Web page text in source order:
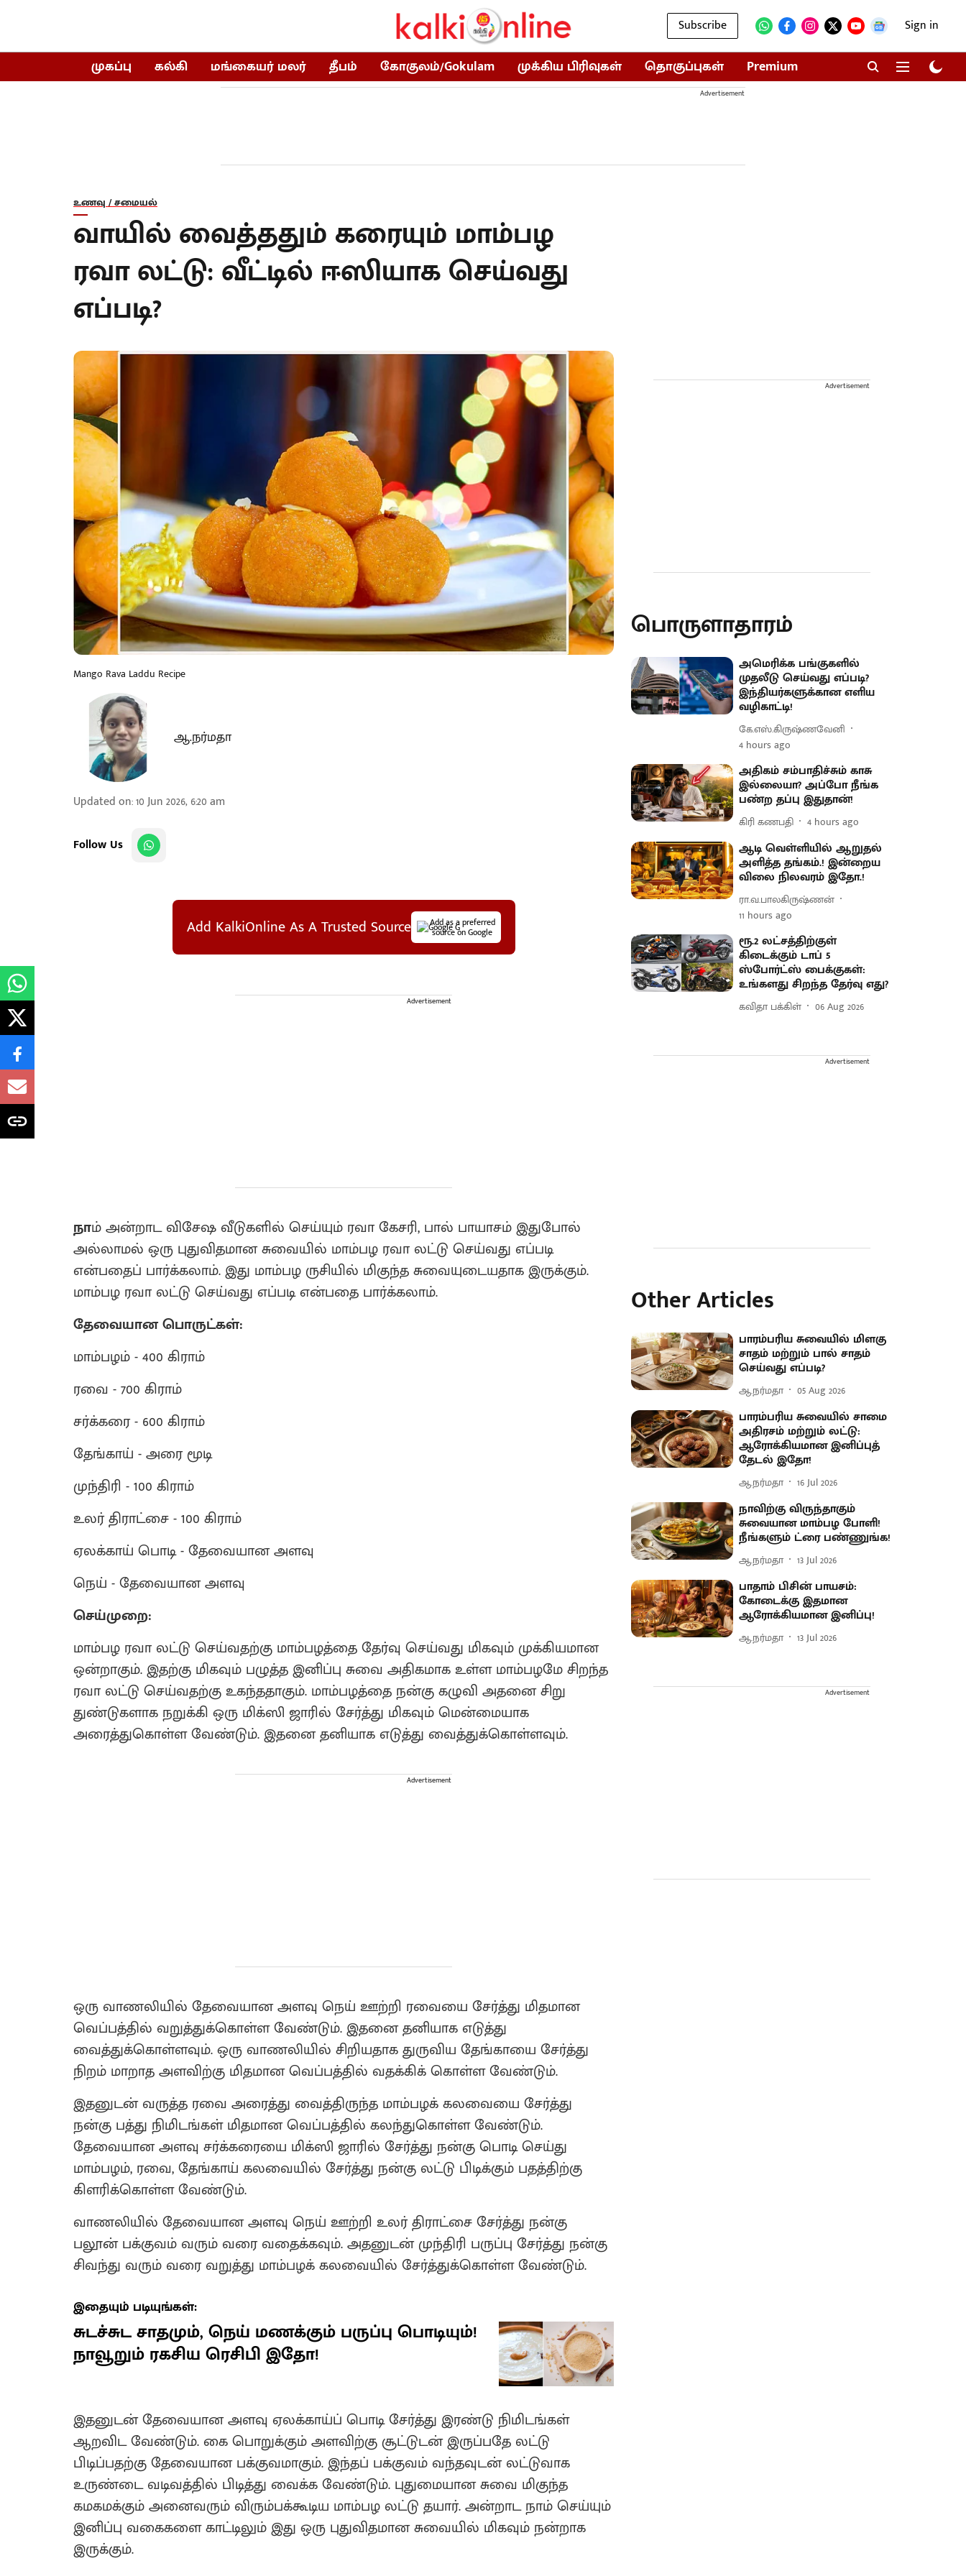
Subscribe Sign in
முகப்பு கல்கி மங்கையர் மலர் தீபம் கோகுலம்/Gokulam முக்கிய பிரிவுகள் தொகுப்புகள் Premium
Advertisement
உணவு / சமையல்
வாயில் வைத்ததும் கரையும் மாம்பழ
ரவா லட்டு: வீட்டில் ஈஸியாக செய்வது
எப்படி?
Mango Rava Laddu Recipe
ஆ.நர்மதா
Updated on:10 Jun 2026, 6:20 am
Follow Us
Add KalkiOnline As A Trusted Source Add as a preferred
source on Google
Advertisement
நாம் அன்றாட விசேஷ வீடுகளில் செய்யும் ரவா கேசரி, பால் பாயாசம் இதுபோல்
அல்லாமல் ஒரு புதுவிதமான சுவையில் மாம்பழ ரவா லட்டு செய்வது எப்படி
என்பதைப் பார்க்கலாம். இது மாம்பழ ருசியில் மிகுந்த சுவையுடையதாக இருக்கும்.
மாம்பழ ரவா லட்டு செய்வது எப்படி என்பதை பார்க்கலாம்.
தேவையான பொருட்கள்:
மாம்பழம் - 400 கிராம்
ரவை - 700 கிராம்
சர்க்கரை - 600 கிராம்
தேங்காய் - அரை மூடி
முந்திரி - 100 கிராம்
உலர் திராட்சை - 100 கிராம்
ஏலக்காய் பொடி - தேவையான அளவு
நெய் - தேவையான அளவு
செய்முறை:
மாம்பழ ரவா லட்டு செய்வதற்கு மாம்பழத்தை தேர்வு செய்வது மிகவும் முக்கியமான
ஒன்றாகும். இதற்கு மிகவும் பழுத்த இனிப்பு சுவை அதிகமாக உள்ள மாம்பழமே சிறந்த
ரவா லட்டு செய்வதற்கு உகந்ததாகும். மாம்பழத்தை நன்கு கழுவி அதனை சிறு
துண்டுகளாக நறுக்கி ஒரு மிக்ஸி ஜாரில் சேர்த்து மிகவும் மென்மையாக
அரைத்துகொள்ள வேண்டும். இதனை தனியாக எடுத்து வைத்துக்கொள்ளவும்.
Advertisement
ஒரு வாணலியில் தேவையான அளவு நெய் ஊற்றி ரவையை சேர்த்து மிதமான
வெப்பத்தில் வறுத்துக்கொள்ள வேண்டும். இதனை தனியாக எடுத்து
வைத்துக்கொள்ளவும். ஒரு வாணலியில் சிறியதாக துருவிய தேங்காயை சேர்த்து
நிறம் மாறாத அளவிற்கு மிதமான வெப்பத்தில் வதக்கிக் கொள்ள வேண்டும்.
இதனுடன் வருத்த ரவை அரைத்து வைத்திருந்த மாம்பழக் கலவையை சேர்த்து
நன்கு பத்து நிமிடங்கள் மிதமான வெப்பத்தில் கலந்துகொள்ள வேண்டும்.
தேவையான அளவு சர்க்கரையை மிக்ஸி ஜாரில் சேர்த்து நன்கு பொடி செய்து
மாம்பழம், ரவை, தேங்காய் கலவையில் சேர்த்து நன்கு லட்டு பிடிக்கும் பதத்திற்கு
கிளரிக்கொள்ள வேண்டும்.
வாணலியில் தேவையான அளவு நெய் ஊற்றி உலர் திராட்சை சேர்த்து நன்கு
பலூன் பக்குவம் வரும் வரை வதைக்கவும். அதனுடன் முந்திரி பருப்பு சேர்த்து நன்கு
சிவந்து வரும் வரை வறுத்து மாம்பழக் கலவையில் சேர்த்துக்கொள்ள வேண்டும்.
இதையும் படியுங்கள்:
சுடச்சுட சாதமும், நெய் மணக்கும் பருப்பு பொடியும்!
நாவூறும் ரகசிய ரெசிபி இதோ!
இதனுடன் தேவையான அளவு ஏலக்காய்ப் பொடி சேர்த்து இரண்டு நிமிடங்கள்
ஆறவிட வேண்டும். கை பொறுக்கும் அளவிற்கு சூட்டுடன் இருப்பதே லட்டு
பிடிப்பதற்கு தேவையான பக்குவமாகும். இந்தப் பக்குவம் வந்தவுடன் லட்டுவாக
உருண்டை வடிவத்தில் பிடித்து வைக்க வேண்டும். புதுமையான சுவை மிகுந்த
கமகமக்கும் அனைவரும் விரும்பக்கூடிய மாம்பழ லட்டு தயார். அன்றாட நாம் செய்யும்
இனிப்பு வகைகளை காட்டிலும் இது ஒரு புதுவிதமான சுவையில் மிகவும் நன்றாக
இருக்கும்.
Advertisement
பொருளாதாரம்
அமெரிக்க பங்குகளில்
முதலீடு செய்வது எப்படி?
இந்தியர்களுக்கான எளிய
வழிகாட்டி!
கே.எஸ்.கிருஷ்ணவேனி
4 hours ago
அதிகம் சம்பாதிச்சும் காசு
இல்லையா? அப்போ நீங்க
பண்ற தப்பு இதுதான்!
கிரி கணபதி 4 hours ago
ஆடி வெள்ளியில் ஆறுதல்
அளித்த தங்கம்.! இன்றைய
விலை நிலவரம் இதோ.!
ரா.வ.பாலகிருஷ்ணன்
11 hours ago
ரூ.2 லட்சத்திற்குள்
கிடைக்கும் டாப் 5
ஸ்போர்ட்ஸ் பைக்குகள்:
உங்களது சிறந்த தேர்வு எது?
கவிதா பக்கிள் 06 Aug 2026
Advertisement
Other Articles
பாரம்பரிய சுவையில் மிளகு
சாதம் மற்றும் பால் சாதம்
செய்வது எப்படி?
ஆ.நர்மதா 05 Aug 2026
பாரம்பரிய சுவையில் சாமை
அதிரசம் மற்றும் லட்டு:
ஆரோக்கியமான இனிப்புத்
தேடல் இதோ!
ஆ.நர்மதா 16 Jul 2026
நாவிற்கு விருந்தாகும்
சுவையான மாம்பழ போளி!
நீங்களும் ட்ரை பண்ணுங்க!
ஆ.நர்மதா 13 Jul 2026
பாதாம் பிசின் பாயசம்:
கோடைக்கு இதமான
ஆரோக்கியமான இனிப்பு!
ஆ.நர்மதா 13 Jul 2026
Advertisement